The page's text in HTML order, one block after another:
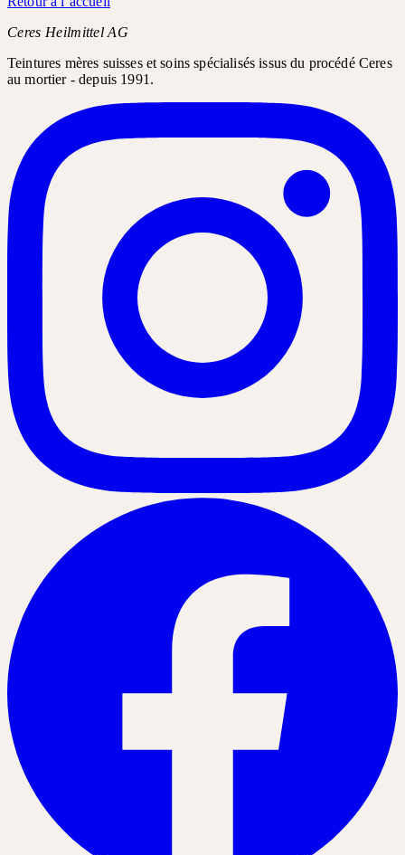
Ceres Heilmittel AG
Teintures mères suisses et soins spécialisés issus du procédé Ceres
au mortier - depuis 1991.